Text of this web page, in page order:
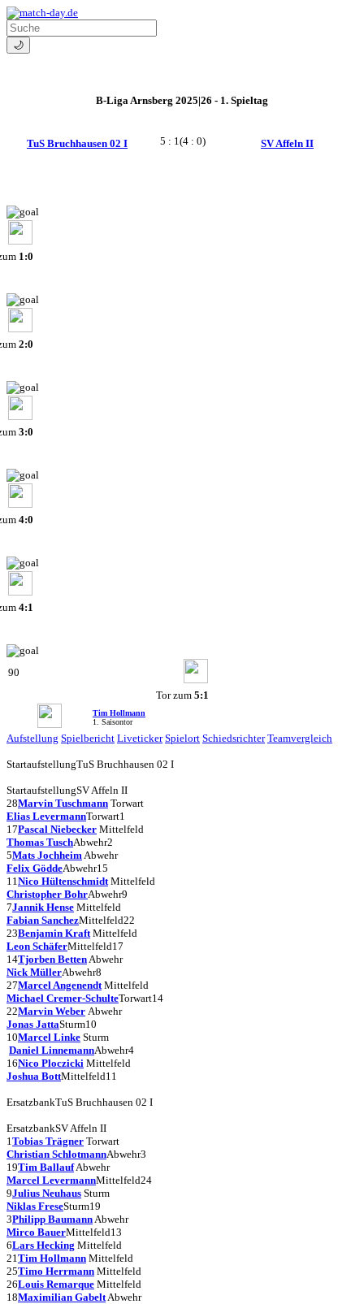
🌙
B-Liga Arnsberg 2025|26 - 1. Spieltag
TuS Bruchhausen 02 I 5 : 1(4 : 0) SV Affeln II
1:0
2:0
3:0
4:0
4:1
90
Tor zum 5:1
Tim Hollmann
1. Saisontor
Aufstellung Spielbericht Liveticker Spielort Schiedsrichter Teamvergleich
StartaufstellungTuS Bruchhausen 02 I
StartaufstellungSV Affeln II
28Marvin Tuschmann Torwart
Elias LevermannTorwart1
17Pascal Niebecker Mittelfeld
Thomas TuschAbwehr2
5Mats JochheimAbwehr
Felix GöddeAbwehr15
11Nico Hültenschmidt Mittelfeld
Christopher BohrAbwehr9
7Jannik Hense Mittelfeld
Fabian SanchezMittelfeld22
23Benjamin Kraft Mittelfeld
Leon SchäferMittelfeld17
14Tjorben BettenAbwehr
Nick MüllerAbwehr8
27Marcel Angenendt Mittelfeld
Michael Cremer-SchulteTorwart14
22Marvin Weber Abwehr
Jonas JattaSturm10
10Marcel Linke Sturm
Daniel LinnemannAbwehr4
16Nico Ploczicki Mittelfeld
Joshua BottMittelfeld11
ErsatzbankTuS Bruchhausen 02 I
ErsatzbankSV Affeln II
1Tobias Trägner Torwart
Christian SchlotmannAbwehr3
19Tim BallaufAbwehr
Marcel LevermannMittelfeld24
9Julius Neuhaus Sturm
Niklas FreseSturm19
3Philipp BaumannAbwehr
Mirco BauerMittelfeld13
6Lars Hecking Mittelfeld
21Tim Hollmann Mittelfeld
25Timo Herrmann Mittelfeld
26Louis Remarque Mittelfeld
18Maximilian GabeltAbwehr